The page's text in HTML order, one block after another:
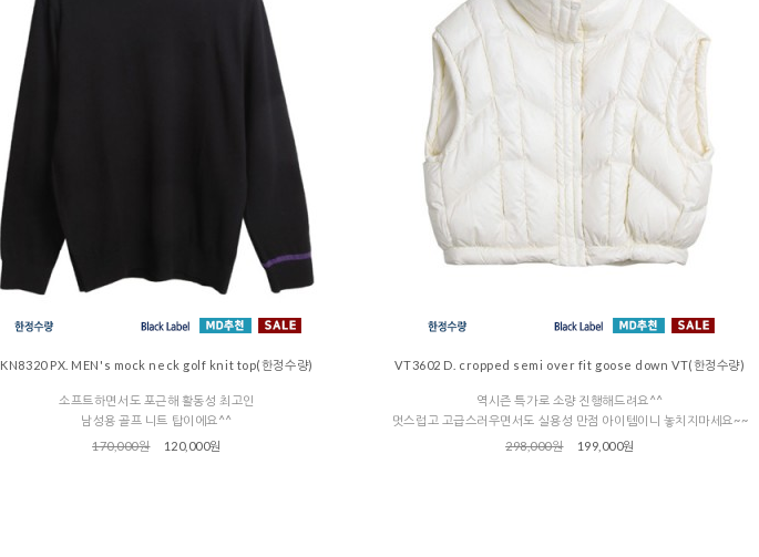
KN8320 PX. MEN's mock neck golf knit top(한정수량)
소프트하면서도 포근해 활동성 최고인
남성용 골프 니트 탑이에요^^
170,000원
120,000원
VT3602 D. cropped semi over fit goose down VT(한정수량)
역시즌 특가로 소량 진행해드려요^^
멋스럽고 고급스러우면서도 실용성 만점 아이템이니 놓치지마세요~~
298,000원
199,000원